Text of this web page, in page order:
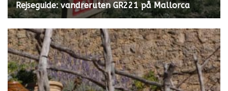
Rejseguide: vandreruten GR221 på Mallorca